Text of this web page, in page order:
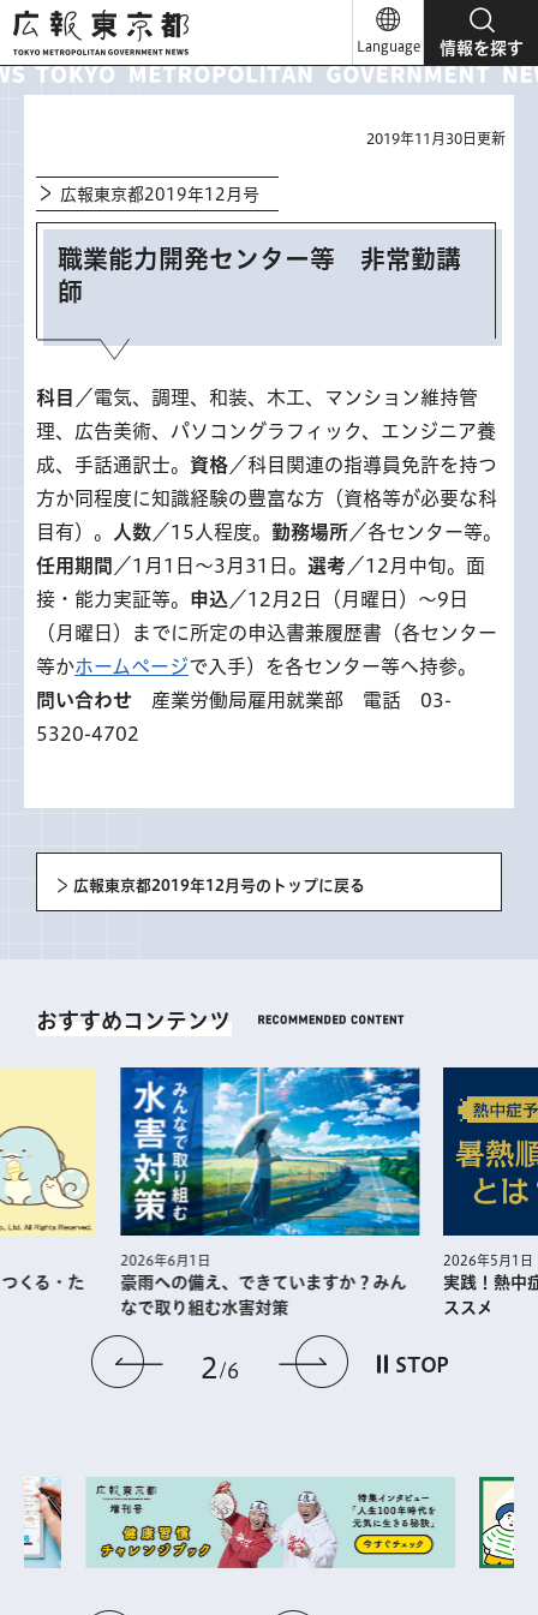
広報東京都
Language 情報を探す
2019年11月30日更新
広報東京都2019年12月号
職業能力開発センター等 非常勤講
師
科目 ／電気、調理、和装、木工、マンション維持管
理、広告美術、パソコングラフィック、エンジニア養
成、手話通訳士。 資格 ／科目関連の指導員免許を持つ
方か同程度に知識経験の豊富な方（資格等が必要な科
目有）。
人数 ／15人程度。 勤務場所 ／各センター等。
任用期間 ／1月1日～3月31日。 選考 ／12月中旬。面
接・能力実証等。
申込 ／12月2日（月曜日）～9日
（月曜日）までに所定の申込書兼履歴書（各センター
等かホームページで入手）を各センター等へ持参。
問い合わせ 産業労働局雇用就業部 電話 03-
5320-4702
広報東京都2019年12月号のトップに戻る
おすすめコンテンツ
前のスライドを表示
2 6 次のスライドを
STOP
くる・た
2026年6月1日
豪雨への備え、できていますか？みん
なで取り組む水害対策
2026年5月1日
実践！熱中
ススメ